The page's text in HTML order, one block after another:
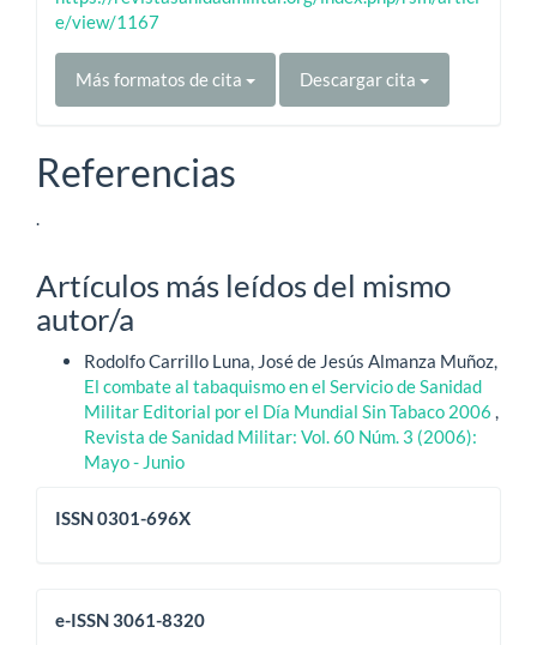
e/view/1167
Más formatos de cita Descargar cita
Referencias
Artículos más leídos del mismo
autor/a
Rodolfo Carrillo Luna, José de Jesús Almanza Muñoz,
El combate al tabaquismo en el Servicio de Sanidad
Militar Editorial por el Día Mundial Sin Tabaco 2006
Revista de Sanidad Militar: Vol. 60 Núm. 3 (2006):
Mayo - Junio
issn
ISSN 0301-696X
eissn
e-ISSN 3061-8320